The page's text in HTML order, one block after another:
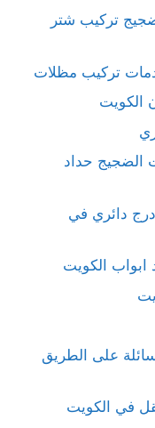
تركيب شتر
تركيب مظلات
الضجيج حداد
دائري في
الكويت
على الطريق
في الكويت